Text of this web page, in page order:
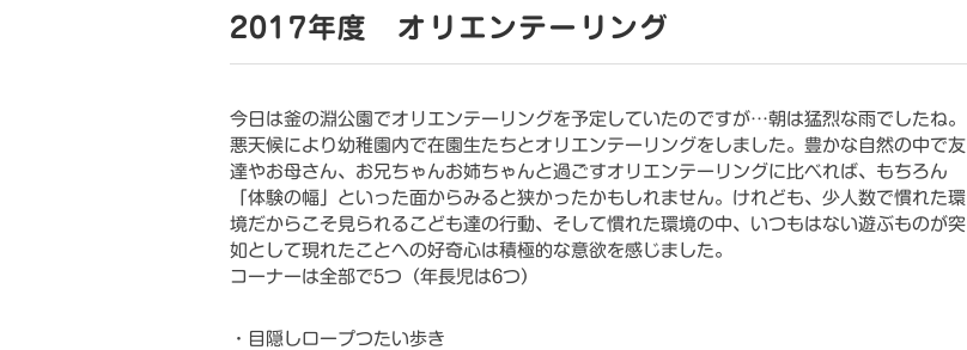
2017年度 オリエンテーリング
今日は釜の淵公園でオリエンテーリングを予定していたのですが…朝は猛烈な雨でしたね。
悪天候により幼稚園内で在園生たちとオリエンテーリングをしました。豊かな自然の中で友
達やお母さん、お兄ちゃんお姉ちゃんと過ごすオリエンテーリングに比べれば、もちろん
「体験の幅」といった面からみると狭かったかもしれません。けれども、少人数で慣れた環
境だからこそ見られるこども達の行動、そして慣れた環境の中、いつもはない遊ぶものが突
如として現れたことへの好奇心は積極的な意欲を感じました。
コーナーは全部で5つ（年長児は6つ）
・目隠しロープつたい歩き